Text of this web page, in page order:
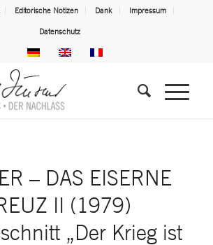
Editorische Notizen Dank Impressum
Datenschutz
– DAS EISERNE
II (1979)
„Der Krieg ist